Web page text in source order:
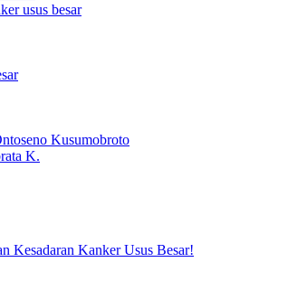
usus besar
Kusumobroto
K.
Kesadaran Kanker Usus Besar!